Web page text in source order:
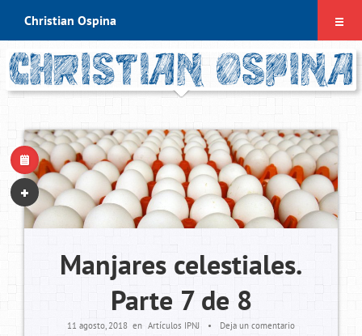
Christian Ospina
Frases de chrisdoc7
Libros que recomiendo
Contacto
Manjares celestiales.
Parte 7 de 8
11 agosto, 2018 en Artículos IPNJ • Deja un comentario